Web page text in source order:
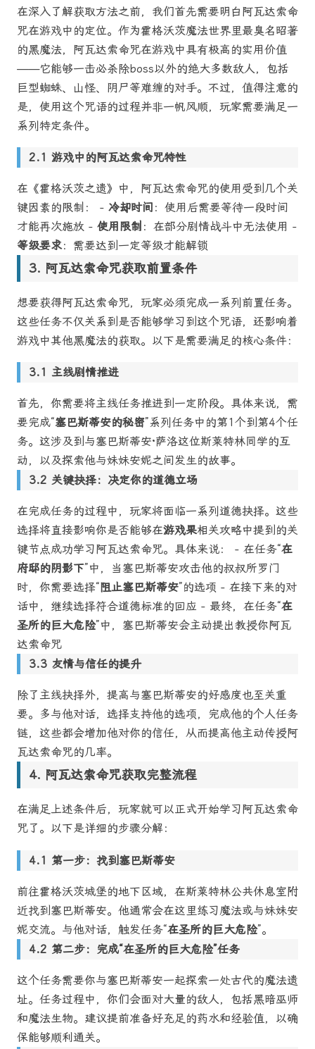
在深入了解获取方法之前，我们首先需要明白阿瓦达索命
咒在游戏中的定位。作为霍格沃茨魔法世界里最臭名昭著
的黑魔法，阿瓦达索命咒在游戏中具有极高的实用价值
——它能够一击必杀除boss以外的绝大多数敌人，包括
巨型蜘蛛、山怪、阴尸等难缠的对手。不过，值得注意的
是，使用这个咒语的过程并非一帆风顺，玩家需要满足一
系列特定条件。
游戏中的阿瓦达索命咒特性
在《霍格沃茨之遗》中，阿瓦达索命咒的使用受到几个关
键因素的限制： - 冷却时间 ：使用后需要等待一段时间
才能再次施放 - 使用限制 ：在部分剧情战斗中无法使用 -
等级要求：需要达到一定等级才能解锁
阿瓦达索命咒获取前置条件
想要获得阿瓦达索命咒，玩家必须完成一系列前置任务。
这些任务不仅关系到是否能够学习到这个咒语，还影响着
游戏中其他黑魔法的获取。以下是需要满足的核心条件：
主线剧情推进
首先，你需要将主线任务推进到一定阶段。具体来说，需
要完成“塞巴斯蒂安的秘密”系列任务中的第1个到第4个任
务。这涉及到与塞巴斯蒂安·萨洛这位斯莱特林同学的互
动，以及探索他与妹妹安妮之间发生的故事。
关键抉择：决定你的道德立场
在完成任务的过程中，玩家将面临一系列道德抉择。这些
选择将直接影响你是否能够在游戏果相关攻略中提到的关
键节点成功学习阿瓦达索命咒。具体来说： - 在任务“在
府邸的阴影下”中，当塞巴斯蒂安攻击他的叔叔所罗门
时，你需要选择“阻止塞巴斯蒂安”的选项 - 在接下来的对
话中，继续选择符合道德标准的回应 - 最终，在任务“在
圣所的巨大危险”中，塞巴斯蒂安会主动提出教授你阿瓦
达索命咒
友情与信任的提升
除了主线抉择外，提高与塞巴斯蒂安的好感度也至关重
要。多与他对话，选择支持他的选项，完成他的个人任务
链，这些都会增加他对你的信任，从而提高他主动传授阿
瓦达索命咒的几率。
阿瓦达索命咒获取完整流程
在满足上述条件后，玩家就可以正式开始学习阿瓦达索命
咒了。以下是详细的步骤分解：
第一步：找到塞巴斯蒂安
前往霍格沃茨城堡的地下区域，在斯莱特林公共休息室附
近找到塞巴斯蒂安。他通常会在这里练习魔法或与妹妹安
妮交流。与他对话，触发任务“在圣所的巨大危险”。
第二步：完成“在圣所的巨大危险”任务
这个任务需要你与塞巴斯蒂安一起探索一处古代的魔法遗
址。任务过程中，你们会面对大量的敌人，包括黑暗巫师
和魔法生物。建议提前准备好充足的药水和经验值，以确
保能够顺利通关。